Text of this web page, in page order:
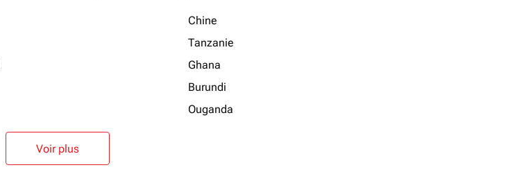
Chine
Tanzanie
Ghana
Burundi
Ouganda
Voir plus